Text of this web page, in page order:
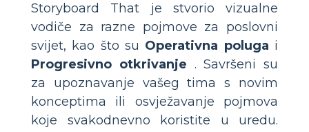
Storyboard That je stvorio vizualne
vodiče za razne pojmove za poslovni
svijet, kao što su Operativna poluga i
Progresivno otkrivanje . Savršeni su
za upoznavanje vašeg tima s novim
konceptima ili osvježavanje pojmova
koje svakodnevno koristite u uredu.